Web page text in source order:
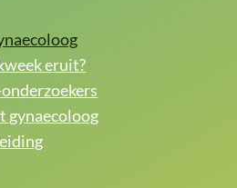
eruit?
gynaecoloog